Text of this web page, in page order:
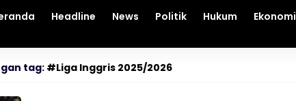
Headline News Politik Hukum Ekonomi
tag: #Liga Inggris 2025/2026